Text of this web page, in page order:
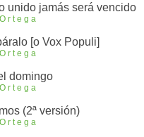
unido jamás será vencido
[o Vox Populi]
domingo
(2ª versión)